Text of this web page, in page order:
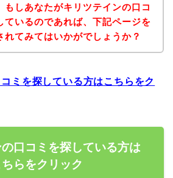
もしあなたがキリツテインの口コ
ているのであれば、下記ページを
れてみてはいかがでしょうか？
ミを探している方はこちらをク
口コミを探している方は
ちらをクリック